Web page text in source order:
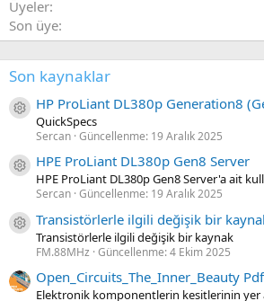
Üyeler
Son üye
Son kaynaklar
Kaynak ikon/amblem
HP ProLiant DL380p Generation8
QuickSpecs
Sercan Güncellenme: 19 Aralık 2025
Kaynak ikon/amblem
HPE ProLiant DL380p Gen8 Server
HPE ProLiant DL380p Gen8 Server'a ait
Sercan Güncellenme: 19 Aralık 2025
Kaynak ikon/amblem
Transistörlerle ilgili değişik bir
Transistörlerle ilgili değişik bir kaynak
FM.88MHz Güncellenme:4 Ekim 2025
Open_Circuits_The_Inner_Beauty
Elektronik komponentlerin kesitlerinin yer